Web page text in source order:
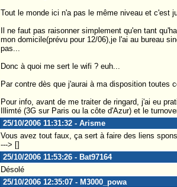
Tout le monde ici n'a pas le même niveau et c'est
Il ne faut pas raisonner simplement qu'en tant
mon domicile(prévu pour 12/06),je l'ai au bureau
pas...
Donc à quoi me sert le wifi ? euh...
Par contre dès que j'aurai à ma disposition toutes
Pour info, avant de me traiter de ringard, j'ai eu
Illimté (3G sur Paris ou la côte d'Azur) et le
25/10/2006 11:31:32 - Arisme
Vous avez tout faux, ça sert à faire des liens
---> []
25/10/2006 11:53:26 - Bat97164
Désolé
25/10/2006 12:35:07 - M3000_powa